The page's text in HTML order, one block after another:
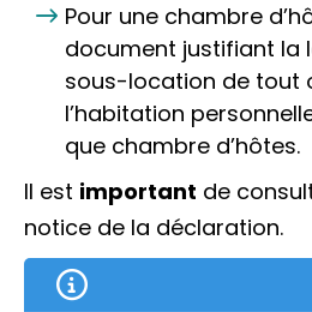
Pour une chambre
document justifiant la
sous-location de tout
l’habitation
que chambre d’hôtes.
Il est important de
notice de la déclaration.